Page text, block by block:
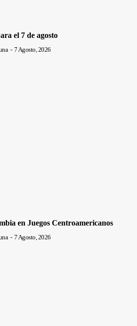
el 7 de agosto
- 7 Agosto, 2026
en Juegos Centroamericanos
- 7 Agosto, 2026